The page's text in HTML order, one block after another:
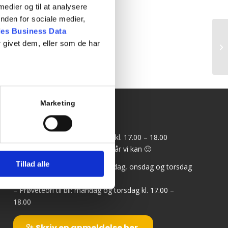
og til at analysere
for sociale medier,
Business Data
dem, eller som de har
Marketing
Tillad alle
Kontortid: mandag og torsdag kl. 17.00 – 18.00
Ring, når du kan og vi svarer, når vi kan 🙂
– Teoriundervisning til bil: mandag, onsdag og torsdag
kl. 18.15 – 21.15
– Prøveteori til bil: mandag og torsdag kl. 17.00 –
18.00